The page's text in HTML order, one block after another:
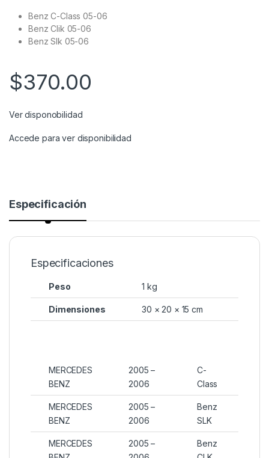
Benz C-Class 05-06
Benz Clik 05-06
Benz Slk 05-06
$370.00
Ver disponobilidad
Accede para ver disponibilidad
Especificación
Especificaciones
Peso 1 kg
Dimensiones 30 × 20 × 15 cm
MERCEDES
BENZ
2005 –
2006
C-
Class
MERCEDES
BENZ
2005 –
2006
Benz
SLK
MERCEDES
2005 –
Benz